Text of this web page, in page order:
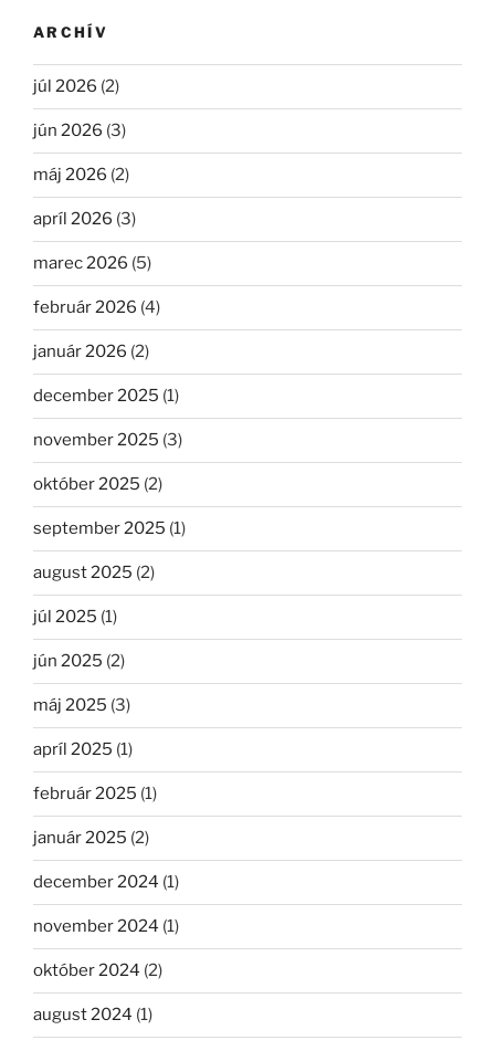
ARCHÍV
júl 2026 (2)
jún 2026 (3)
máj 2026 (2)
apríl 2026 (3)
marec 2026 (5)
február 2026 (4)
január 2026 (2)
december 2025 (1)
november 2025 (3)
október 2025 (2)
september 2025 (1)
august 2025 (2)
júl 2025 (1)
jún 2025 (2)
máj 2025 (3)
apríl 2025 (1)
február 2025 (1)
január 2025 (2)
december 2024 (1)
november 2024 (1)
október 2024 (2)
august 2024 (1)